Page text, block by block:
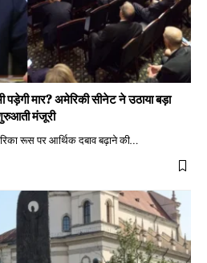
मार? अमेरिकी सीनेट ने उठाया बड़ा
मंजूरी
रूस पर आर्थिक दबाव बढ़ाने की…